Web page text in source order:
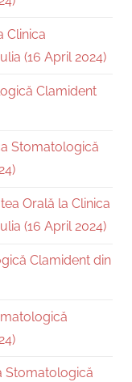
Clinica
(16 April 2024)
Clamident
Stomatologică
Orală la Clinica
(16 April 2024)
Clamident din
Stomatologică